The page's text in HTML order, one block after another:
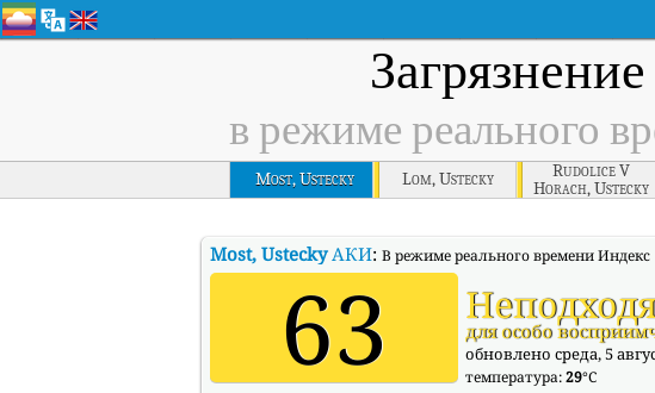
в режиме реального
Most, Ustecky Lom, Ustecky
Rudolice V
Horach, Ustecky
Most, UsteckyАКИ: В режиме реального времени Индекс
63 для особо
обновлено среда, 5
температура:29°C